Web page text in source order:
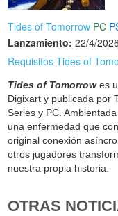
Tides of Tomorrow PC
Lanzamiento: 22/4/2026
Requisitos Tides of
Tides of Tomorrowes
Digixart y publicada por
Series y PC.
una enfermedad que
original conexión
otros jugadores
nuestra propia historia.
OTRAS